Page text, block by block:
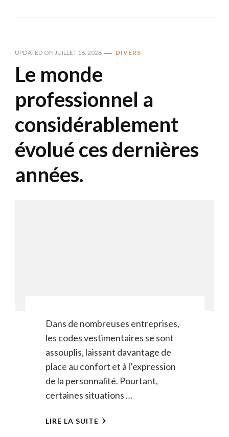
UPDATED ON JUILLET 16, 2026 DIVERS
Le monde
professionnel a
considérablement
évolué ces dernières
années.
Dans de nombreuses entreprises,
les codes vestimentaires se sont
assouplis, laissant davantage de
place au confort et à l’expression
de la personnalité. Pourtant,
certaines situations …
LIRE LA SUITE